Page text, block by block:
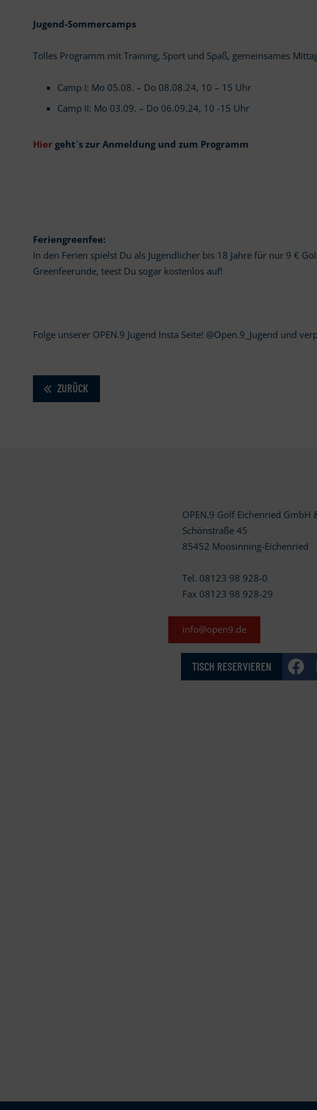
Jugend-Sommercamps
Tolles Programm mit Training, Sport und Spaß, gemeinsames
Camp I: Mo 05.08. – Do 08.08.24, 10 – 15 Uhr
Camp II: Mo 03.09. – Do 06.09.24, 10 -15 Uhr
Hiergeht´s zur Anmeldung und zum Programm
Feriengreenfee:
In den Ferien spielst Du als Jugendlicher bis 18 Jahre für nur 9 €
Greenfeerunde, teest Du sogar kostenlos auf!
Folge unserer OPEN.9 Jugend Insta Seite! @Open.9_Jugend und
ZURÜCK
OPEN.9 Golf Eichenried GmbH
Schönstraße 45
85452 Moosinning-Eichenried
Tel. 08123 98 928-0
Fax 08123 98 928-29
info@open9.de
TISCH RESERVIEREN